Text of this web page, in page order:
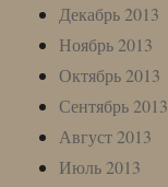
Декабрь 2013
Ноябрь 2013
Октябрь 2013
Сентябрь 2013
Август 2013
Июль 2013